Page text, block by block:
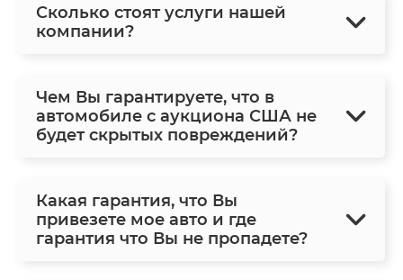
Сколько стоят услуги нашей
компании?
Чем Вы гарантируете, что в
автомобиле с аукциона США не
будет скрытых повреждений?
Какая гарантия, что Вы
привезете мое авто и где
гарантия что Вы не пропадете?